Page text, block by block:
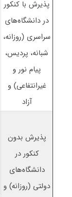
پذیرش با کنکور
در دانشگاه‌های
سراسری (روزانه،
شبانه، پردیس،
پیام نور و
غیرانتفاعی) و
آزاد
پذیرش بدون
کنکور در
دانشگاه‌های
دولتی (روزانه) و